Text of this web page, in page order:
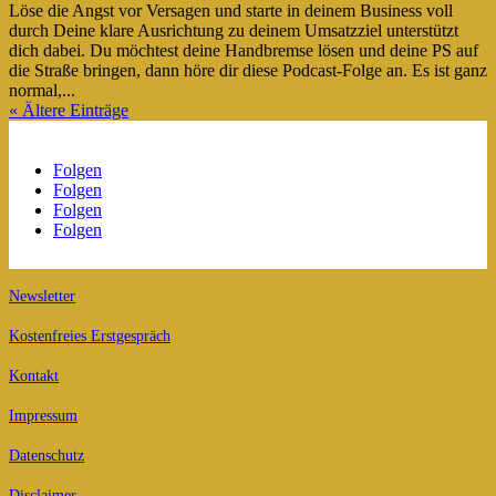
Löse die Angst vor Versagen und starte in deinem Business voll
durch Deine klare Ausrichtung zu deinem Umsatzziel unterstützt
dich dabei. Du möchtest deine Handbremse lösen und deine PS auf
die Straße bringen, dann höre dir diese Podcast-Folge an. Es ist ganz
normal,...
« Ältere Einträge
Folgen
Folgen
Folgen
Folgen
Newsletter
Kostenfreies Erstgespräch
Kontakt
Impressum
Datenschutz